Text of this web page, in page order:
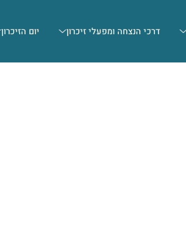
דרכי הנצחה ומפעלי זיכרון יום הזיכרון